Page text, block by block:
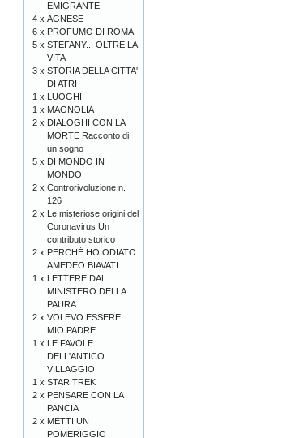
EMIGRANTE
4 x AGNESE
6 x PROFUMO DI ROMA
5 x STEFANY... OLTRE LA
VITA
3 x STORIA DELLA CITTA'
DI ATRI
1 x LUOGHI
1 x MAGNOLIA
2 x DIALOGHI CON LA
MORTE Racconto di
un sogno
5 x DI MONDO IN
MONDO
2 x Controrivoluzione n.
126
2 x Le misteriose origini del
Coronavirus Un
contributo storico
2 x PERCHÉ HO ODIATO
AMEDEO BIAVATI
1 x LETTERE DAL
MINISTERO DELLA
PAURA
2 x VOLEVO ESSERE
MIO PADRE
1 x LE FAVOLE
DELL'ANTICO
VILLAGGIO
1 x STAR TREK
2 x PENSARE CON LA
PANCIA
2 x METTI UN
POMERIGGIO